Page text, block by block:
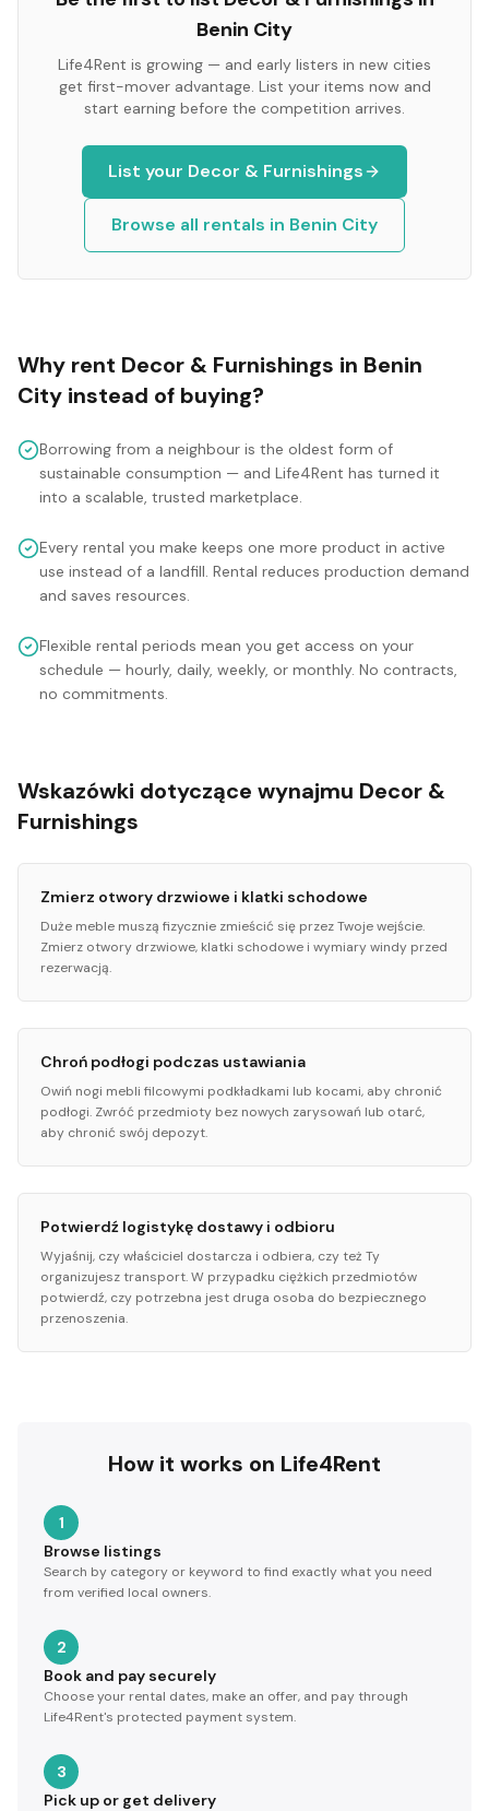
Benin City
Life4Rent is growing — and early listers in new cities
get first-mover advantage. List your items now and
start earning before the competition arrives.
List your Decor & Furnishings
Browse all rentals in Benin City
Why rent Decor & Furnishings in Benin
City instead of buying?
Borrowing from a neighbour is the oldest form of
sustainable consumption — and Life4Rent has turned it
into a scalable, trusted marketplace.
Every rental you make keeps one more product in active
use instead of a landfill. Rental reduces production demand
and saves resources.
Flexible rental periods mean you get access on your
schedule — hourly, daily, weekly, or monthly. No contracts,
no commitments.
Wskazówki dotyczące wynajmu Decor &
Furnishings
Zmierz otwory drzwiowe i klatki schodowe
Duże meble muszą fizycznie zmieścić się przez Twoje wejście.
Zmierz otwory drzwiowe, klatki schodowe i wymiary windy przed
rezerwacją.
Chroń podłogi podczas ustawiania
Owiń nogi mebli filcowymi podkładkami lub kocami, aby chronić
podłogi. Zwróć przedmioty bez nowych zarysowań lub otarć,
aby chronić swój depozyt.
Potwierdź logistykę dostawy i odbioru
Wyjaśnij, czy właściciel dostarcza i odbiera, czy też Ty
organizujesz transport. W przypadku ciężkich przedmiotów
potwierdź, czy potrzebna jest druga osoba do bezpiecznego
przenoszenia.
How it works on Life4Rent
1
Browse listings
Search by category or keyword to find exactly what you need
from verified local owners.
2
Book and pay securely
Choose your rental dates, make an offer, and pay through
Life4Rent's protected payment system.
3
Pick up or get delivery